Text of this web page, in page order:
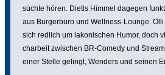
süchte hören. Dietls Himmel dagegen
aus Bürger­büro und Wellness-Lounge.
sich redlich um lako­ni­schen Humor, doch
ch­ar­beit zwischen BR-Comedy und
einer Stelle gelingt, Wenders und seinen